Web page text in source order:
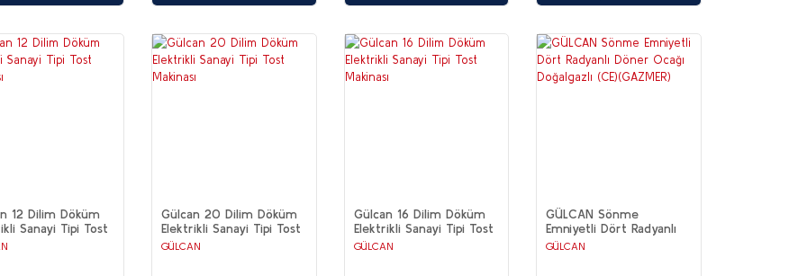
12 Dilim Döküm
Sanayi Tipi Tost
Gülcan 20 Dilim Döküm
Elektrikli Sanayi Tipi Tost
Makinası
GÜLCAN
Gülcan 16 Dilim Döküm
Elektrikli Sanayi Tipi Tost
Makinası
GÜLCAN
GÜLCAN Sönme
Emniyetli Dört Radyanlı
Döner Ocağı Doğalgazlı
GÜLCAN